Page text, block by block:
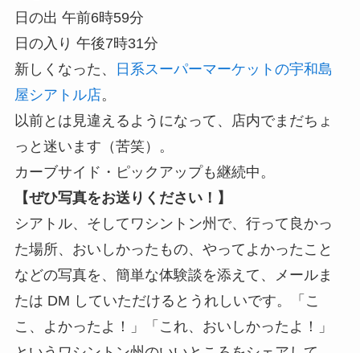
日の出 午前6時59分
日の入り 午後7時31分
新しくなった、
日系スーパーマーケットの宇和島
屋シアトル店。
以前とは見違えるようになって、店内でまだちょ
っと迷います（苦笑）。
カーブサイド・ピックアップも継続中。
【ぜひ写真をお送りください！】
シアトル、そしてワシントン州で、行って良かっ
た場所、おいしかったもの、やってよかったこと
などの写真を、簡単な体験談を添えて、メールま
たは DM していただけるとうれしいです。「こ
こ、よかったよ！」「これ、おいしかったよ！」